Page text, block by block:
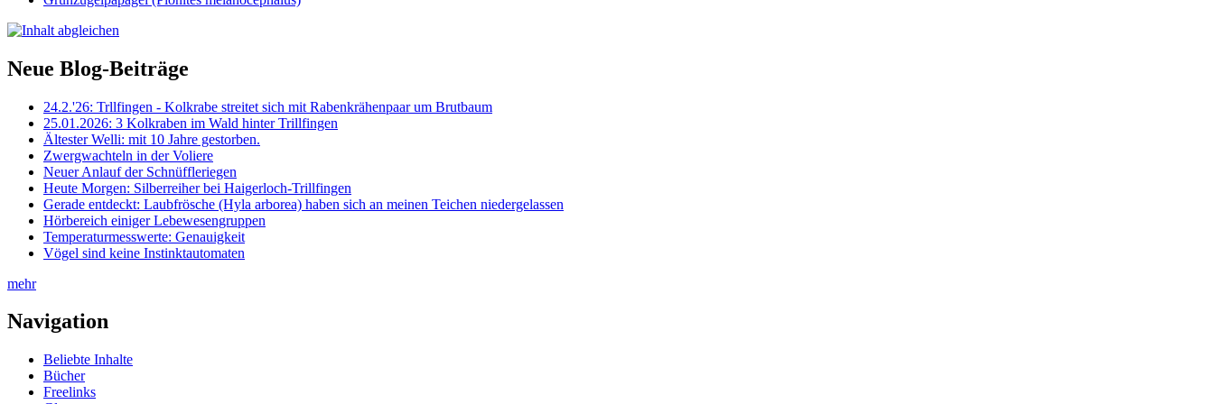
Neue Blog-Beiträge
24.2.'26: Trllfingen - Kolkrabe streitet sich mit Rabenkrähenpaar um Brutbaum
25.01.2026: 3 Kolkraben im Wald hinter Trillfingen
Ältester Welli: mit 10 Jahre gestorben.
Zwergwachteln in der Voliere
Neuer Anlauf der Schnüffleriegen
Heute Morgen: Silberreiher bei Haigerloch-Trillfingen
Gerade entdeckt: Laubfrösche (Hyla arborea) haben sich an meinen Teichen niedergelassen
Hörbereich einiger Lebewesengruppen
Temperaturmesswerte: Genauigkeit
Vögel sind keine Instinktautomaten
mehr
Navigation
Beliebte Inhalte
Bücher
Freelinks